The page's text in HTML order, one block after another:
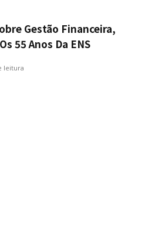
Gestão Financeira,
55 Anos Da ENS
leitura